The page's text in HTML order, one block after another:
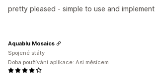
pretty pleased - simple to use and implement
Aquablu Mosaics
Spojené státy
Doba používání aplikace: Asi měsícem